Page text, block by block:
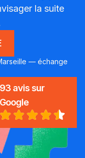
la suite
— échange
93 avis sur
Google